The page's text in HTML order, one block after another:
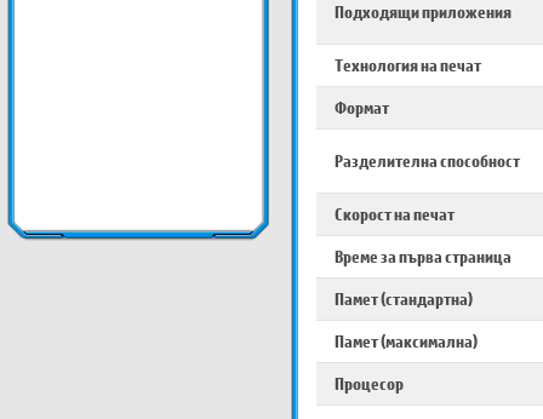
Подходящи приложения
Технология на печат
Формат
Разделителна способност
Скорост на печат
Време за първа страница
Памет (стандартна)
Памет (максимална)
Процесор